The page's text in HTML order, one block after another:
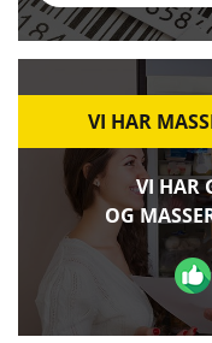
VI HAR
VI HAR
OG